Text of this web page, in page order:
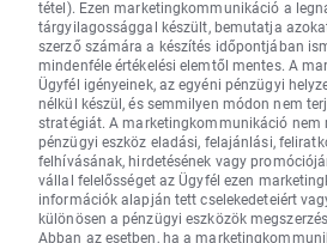
tétel). Ezen marketingkommunikáció a
tárgyilagossággal készült, bemutatja
szerző számára a készítés időpontjában
mindenféle értékelési elemtől mentes. A
Ügyfél igényeinek, az egyéni pénzügyi
nélkül készül, és semmilyen módon nem
stratégiát. A marketingkommunikáció nem
pénzügyi eszköz eladási, felajánlási,
felhívásának, hirdetésének vagy
vállal felelősséget az Ügyfél ezen
információk alapján tett cselekedeteiért
különösen a pénzügyi eszközök
Abban az esetben, ha a